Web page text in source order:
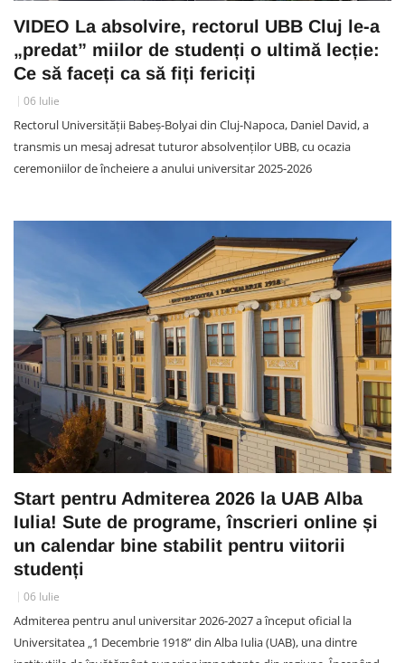
VIDEO La absolvire, rectorul UBB Cluj le-a
„predat” miilor de studenți o ultimă lecție:
Ce să faceți ca să fiți fericiți
06 Iulie
Rectorul Universității Babeș-Bolyai din Cluj-Napoca, Daniel David, a
transmis un mesaj adresat tuturor absolvenților UBB, cu ocazia
ceremoniilor de încheiere a anului universitar 2025-2026
Start pentru Admiterea 2026 la UAB Alba
Iulia! Sute de programe, înscrieri online și
un calendar bine stabilit pentru viitorii
studenți
06 Iulie
Admiterea pentru anul universitar 2026-2027 a început oficial la
Universitatea „1 Decembrie 1918” din Alba Iulia (UAB), una dintre